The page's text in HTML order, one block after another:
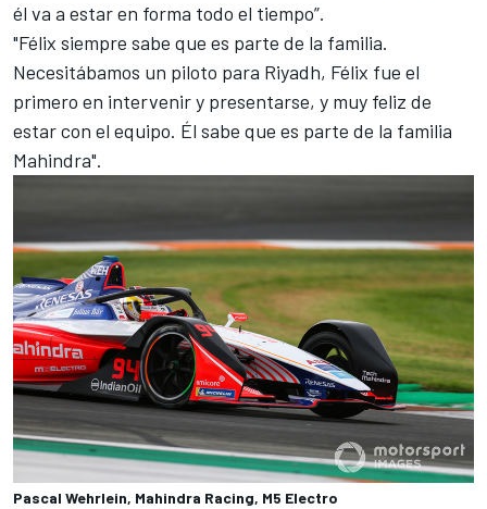
él va a estar en forma todo el tiempo”.
"Félix siempre sabe que es parte de la familia.
Necesitábamos un piloto para Riyadh, Félix fue el
primero en intervenir y presentarse, y muy feliz de
estar con el equipo. Él sabe que es parte de la familia
Mahindra".
Pascal Wehrlein, Mahindra Racing, M5 Electro